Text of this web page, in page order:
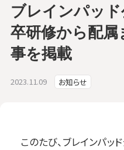
2023.11.09 お知らせ
ブレインパッ
卒研修から配
事を掲載
このたび、ブレインパッ